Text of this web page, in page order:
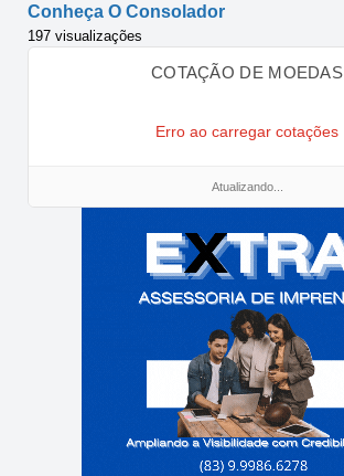
Conheça O Consolador
197 visualizações
COTAÇÃO DE MOEDAS
Erro ao carregar cotações
Atualizando...